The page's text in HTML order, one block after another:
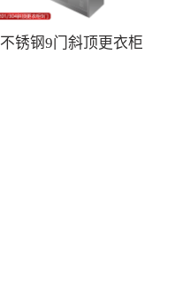
不锈钢9门斜顶更衣柜